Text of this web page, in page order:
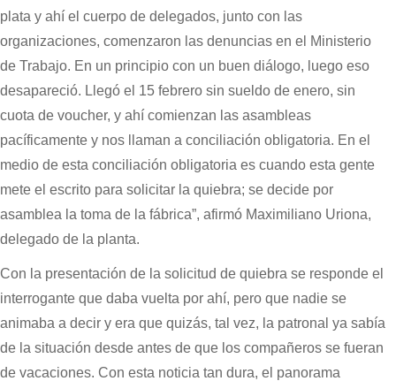
plata y ahí el cuerpo de delegados, junto con las
organizaciones, comenzaron las denuncias en el Ministerio
de Trabajo. En un principio con un buen diálogo, luego eso
desapareció. Llegó el 15 febrero sin sueldo de enero, sin
cuota de voucher, y ahí comienzan las asambleas
pacíficamente y nos llaman a conciliación obligatoria. En el
medio de esta conciliación obligatoria es cuando esta gente
mete el escrito para solicitar la quiebra; se decide por
asamblea la toma de la fábrica”, afirmó Maximiliano Uriona,
delegado de la planta.
Con la presentación de la solicitud de quiebra se responde el
interrogante que daba vuelta por ahí, pero que nadie se
animaba a decir y era que quizás, tal vez, la patronal ya sabía
de la situación desde antes de que los compañeros se fueran
de vacaciones. Con esta noticia tan dura, el panorama